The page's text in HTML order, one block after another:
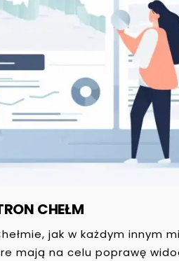
CHEŁM
jak w każdym innym
mają na celu poprawę